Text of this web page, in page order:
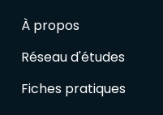
À propos
Réseau d'études
Fiches pratiques